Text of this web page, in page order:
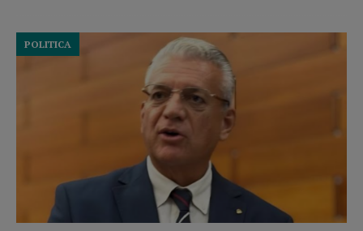
POLITICA